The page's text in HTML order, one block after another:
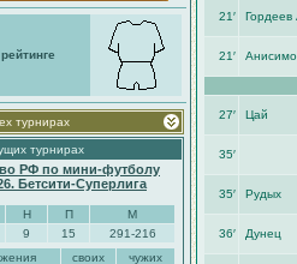
турнирах
турнирах
РФ по мини-футболу
Бетсити-Суперлига
Н П
М
9 15
291-216
своих
чужих
21′ Гордеев
21′
27′ Цай
35′
35′ Рудых
36′ Дунец